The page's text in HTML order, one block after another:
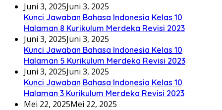
Juni 3, 2025Juni 3, 2025
Kunci Jawaban Bahasa Indonesia Kelas 10
Halaman 8 Kurikulum Merdeka Revisi 2023
Juni 3, 2025Juni 3, 2025
Kunci Jawaban Bahasa Indonesia Kelas 10
Halaman 5 Kurikulum Merdeka Revisi 2023
Juni 3, 2025Juni 3, 2025
Kunci Jawaban Bahasa Indonesia Kelas 10
Halaman 3 Kurikulum Merdeka Revisi 2023
Mei 22, 2025Mei 22, 2025